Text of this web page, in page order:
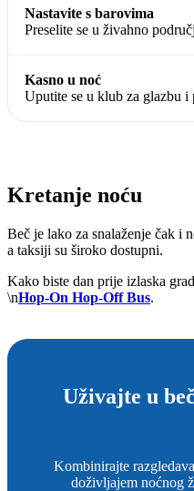
Nastavite s barovima
Preselite se u živahno
Kasno u noć
Uputite se u klub za glazbu i
Kretanje noću
Beč je lako za snalaženje čak i
a taksiji su široko dostupni.
Kako biste dan prije izlaska
\nHop-On Hop-Off Bus.
Uživajte u
Kombinirajte
doživljajem noćnog